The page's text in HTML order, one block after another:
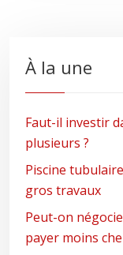
À la une
Faut-il investir
plusieurs ?
Piscine
gros travaux
Peut-on
payer moins